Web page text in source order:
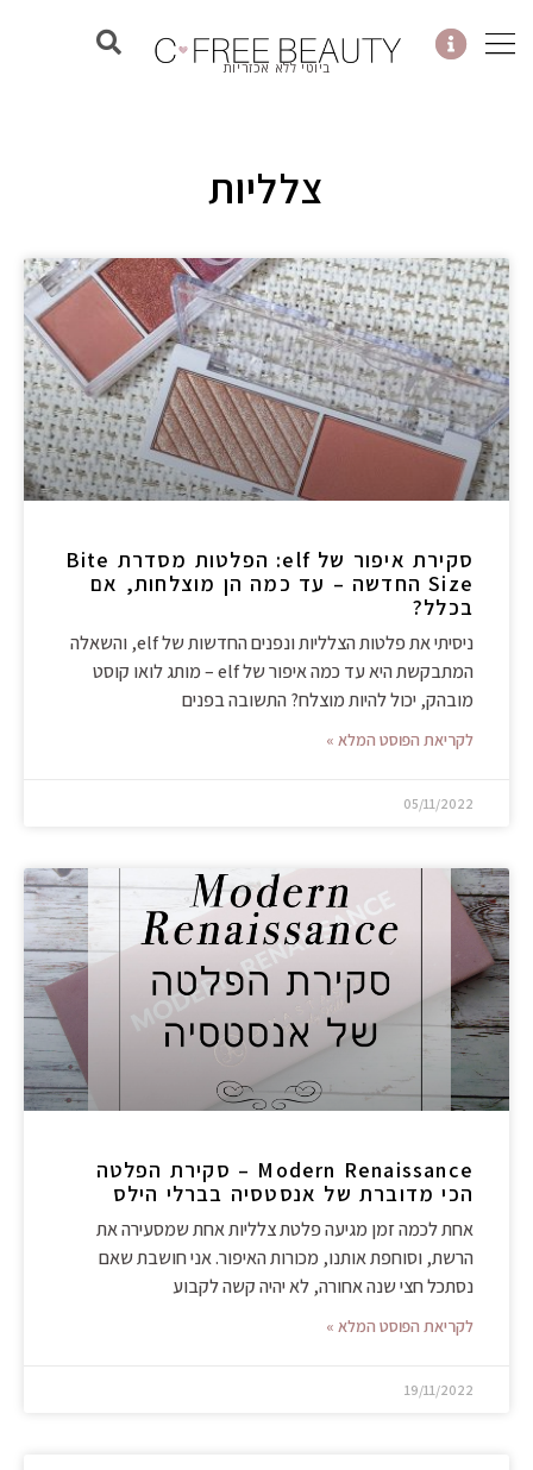
לתוכן
ביוטי ללא אכזריות
צלליות
סקירת איפור של elf: הפלטות מסדרת Bite
Size החדשה – עד כמה הן מוצלחות, אם
בכלל?
ניסיתי את פלטות הצלליות ונפנים החדשות של elf, והשאלה
המתבקשת היא עד כמה איפור של elf – מותג לואו קוסט
מובהק, יכול להיות מוצלח? התשובה בפנים
לקריאת הפוסט המלא »
05/11/2022
Modern Renaissance – סקירת הפלטה
הכי מדוברת של אנסטסיה בברלי הילס
אחת לכמה זמן מגיעה פלטת צלליות אחת שמסעירה את
הרשת, וסוחפת אותנו, מכורות האיפור. אני חושבת שאם
נסתכל חצי שנה אחורה, לא יהיה קשה לקבוע
לקריאת הפוסט המלא »
19/11/2022